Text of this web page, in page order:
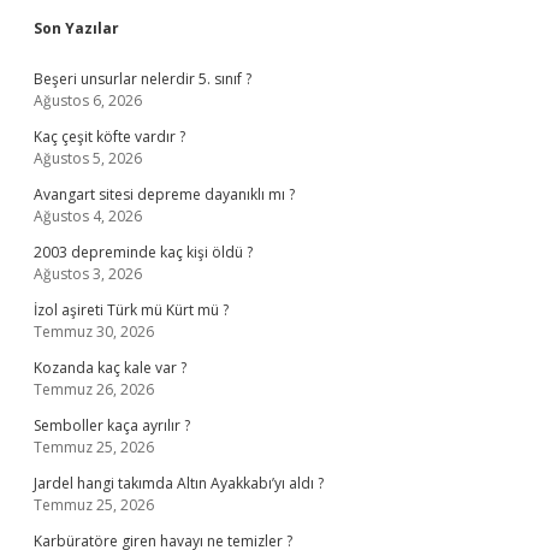
Sidebar
Son Yazılar
Beşeri unsurlar nelerdir 5. sınıf ?
Ağustos 6, 2026
Kaç çeşit köfte vardır ?
Ağustos 5, 2026
Avangart sitesi depreme dayanıklı mı ?
Ağustos 4, 2026
2003 depreminde kaç kişi öldü ?
Ağustos 3, 2026
İzol aşireti Türk mü Kürt mü ?
Temmuz 30, 2026
Kozanda kaç kale var ?
Temmuz 26, 2026
Semboller kaça ayrılır ?
Temmuz 25, 2026
Jardel hangi takımda Altın Ayakkabı’yı aldı ?
Temmuz 25, 2026
Karbüratöre giren havayı ne temizler ?